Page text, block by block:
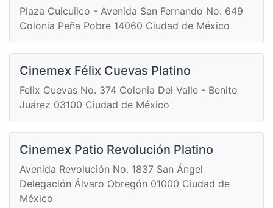
Plaza Cuicuilco - Avenida San Fernando No. 649
Colonia Peña Pobre 14060 Ciudad de México
Cinemex Félix Cuevas Platino
Felix Cuevas No. 374 Colonia Del Valle - Benito
Juárez 03100 Ciudad de México
Cinemex Patio Revolución Platino
Avenida Revolución No. 1837 San Ángel
Delegación Álvaro Obregón 01000 Ciudad de
México